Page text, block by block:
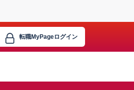
転職MyPageログイン